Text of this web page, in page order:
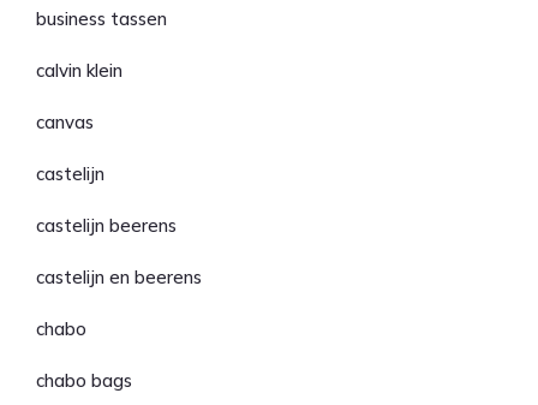
business tassen
calvin klein
canvas
castelijn
castelijn beerens
castelijn en beerens
chabo
chabo bags